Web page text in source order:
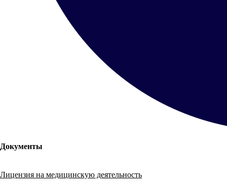
Документы
Лицензия на медицинскую деятельность